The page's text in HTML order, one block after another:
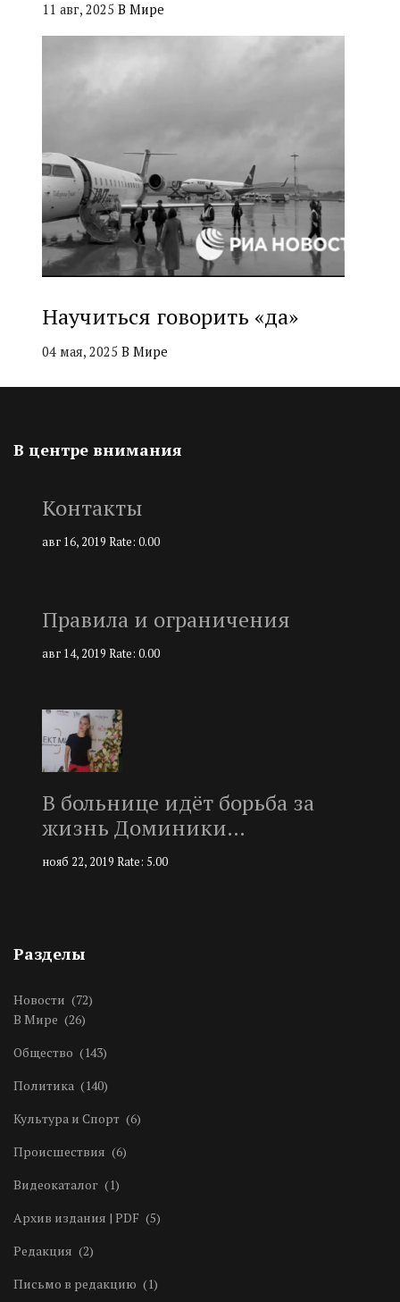
11 авг, 2025 В Мире
Научиться говорить «да»
04 мая, 2025 В Мире
В центре внимания
Контакты
авг 16, 2019 Rate: 0.00
Правила и ограничения
авг 14, 2019 Rate: 0.00
В больнице идёт борьба за
жизнь Доминики…
нояб 22, 2019 Rate: 5.00
Разделы
Новости (72)
В Мире (26)
Общество (143)
Политика (140)
Культура и Спорт (6)
Происшествия (6)
Видеокаталог (1)
Архив издания | PDF (5)
Редакция (2)
Письмо в редакцию (1)